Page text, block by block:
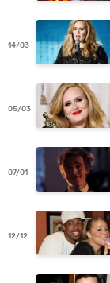
14/03
05/03
07/01
12/12